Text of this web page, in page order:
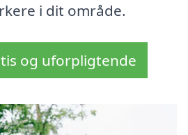
i dit område.
og uforpligtende